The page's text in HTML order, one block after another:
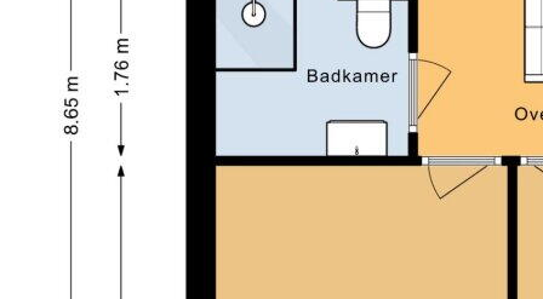
De achtertuin is circa 11 meter diep en ligt gunstig op
het oosten, waardoor je hier volop van de zon kunt
genieten. De tuin is verzorgd aangelegd met nette
bestrating, keramische tegels en stenen plantenbak.
Dankzij de achterom is de tuin praktisch in gebruik.
Achterin staat een vrijstaande houten berging, ideaal
voor fietsen en tuingereedschap.